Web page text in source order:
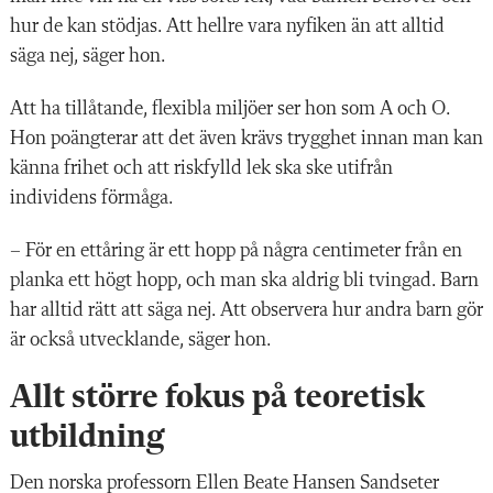
hur de kan stödjas. Att hellre vara nyfiken än att alltid
säga nej, säger hon.
Att ha tillåtande, flexibla miljöer ser hon som A och O.
Hon poängterar att det även krävs trygghet innan man kan
känna frihet och att riskfylld lek ska ske utifrån
individens förmåga.
– För en ettåring är ett hopp på några centimeter från en
planka ett högt hopp, och man ska aldrig bli tvingad. Barn
har alltid rätt att säga nej. Att observera hur andra barn gör
är också utvecklande, säger hon.
Allt större fokus på teoretisk
utbildning
Den norska professorn Ellen Beate Hansen Sandseter